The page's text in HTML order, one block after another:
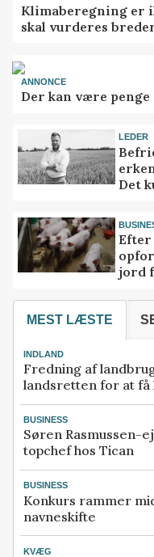
Klimaberegning er
skal vurderes
ANNONCE
Der kan være
LEDER
Det
Efter
jord
MEST LÆSTE
INDLAND
Fredning af
landsretten for at
BUSINESS
Søren Rasmussen-
topchef hos Tican
BUSINESS
Konkurs rammer
navneskifte
KVÆG